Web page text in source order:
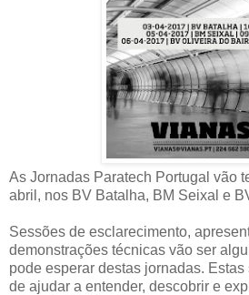
As Jornadas Paratech Portugal vão
abril, nos BV Batalha, BM Seixal e
Sessões de esclarecimento,
demonstrações técnicas vão ser
pode esperar destas jornadas.
de ajudar a entender, descobrir e